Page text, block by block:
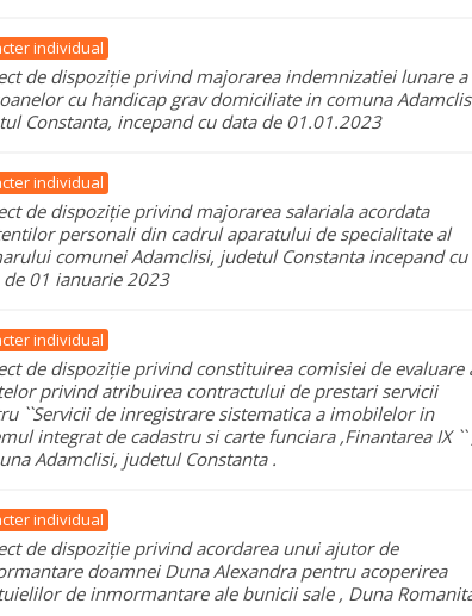
individual
de dispoziție privind majorarea indemnizatiei lunare a
cu handicap grav domiciliate in comuna
Constanta, incepand cu data de 01.01.2023
individual
de dispoziție privind majorarea salariala acordata
personali din cadrul aparatului de specialitate al
comunei Adamclisi, judetul Constanta incepand cu
de 01 ianuarie 2023
individual
de dispoziție privind constituirea comisiei de evaluare
privind atribuirea contractului de prestari servicii
``Servicii de inregistrare sistematica a imobilelor in
integrat de cadastru si carte funciara ,Finantarea IX ``
Adamclisi, judetul Constanta .
individual
de dispoziție privind acordarea unui ajutor de
doamnei Duna Alexandra pentru acoperirea
de inmormantare ale bunicii sale , Duna